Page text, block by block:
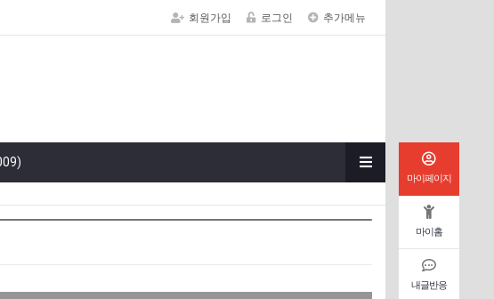
회원가입 로그인 추가메뉴
마이페이지
마이홈
내글반응